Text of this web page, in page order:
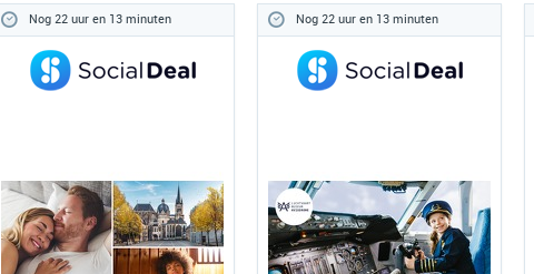
Nog 22 uur en 13 minuten Nog 22 uur en 13 minuten